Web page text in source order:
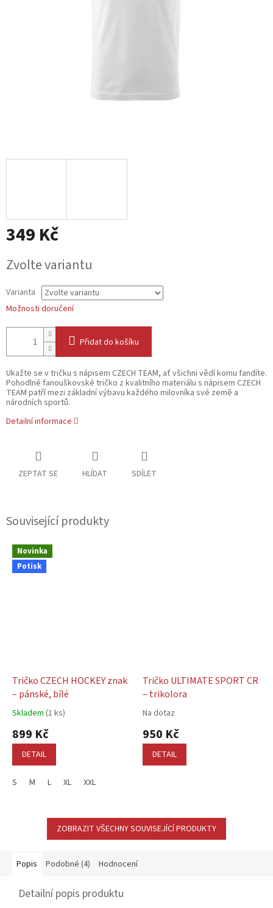
349 Kč
cena:
Zvolte variantu
Varianta
Možnosti doručení
Přidat do košíku
Ukažte se v tričku s nápisem CZECH TEAM, ať všichni vědí komu fandíte.
Pohodlné fanouškovské tričko z kvalitního materiálu s nápisem CZECH
TEAM patří mezi základní výbavu každého milovníka své země a
národních sportů.
Detailní informace
ZEPTAT SE HLÍDAT SDÍLET
Související produkty
Novinka
Potisk
Tričko CZECH HOCKEY znak
– pánské, bílé
Průměrné
hodnocení
produktu
4,7
5
Skladem (1 ks)
899 Kč
DETAIL
S M L XL XXL
Tričko ULTIMATE SPORT CR
– trikolora
Průměrné
hodnocení
produktu
5,0
Na dotaz
950 Kč
DETAIL
ZOBRAZIT VŠECHNY SOUVISEJÍCÍ PRODUKTY
Popis Podobné (4) Hodnocení
Detailní popis produktu